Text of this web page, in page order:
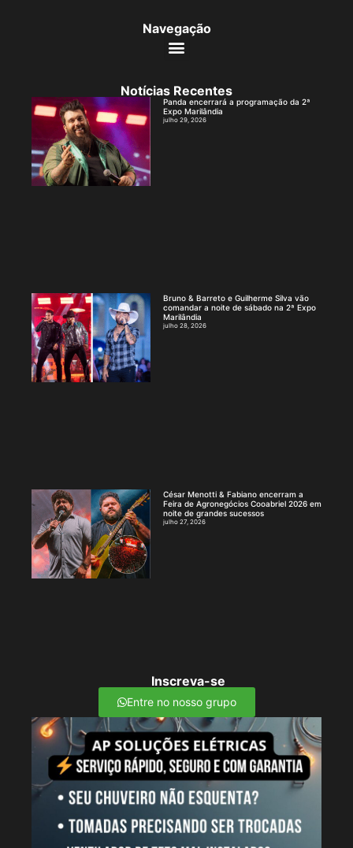
Navegação
Notícias Recentes
Panda encerrará a programação da 2ª
Expo Marilândia
julho 29, 2026
Bruno & Barreto e Guilherme Silva vão
comandar a noite de sábado na 2ª Expo
Marilândia
julho 28, 2026
César Menotti & Fabiano encerram a
Feira de Agronegócios Cooabriel 2026 em
noite de grandes sucessos
julho 27, 2026
Inscreva-se
Entre no nosso grupo